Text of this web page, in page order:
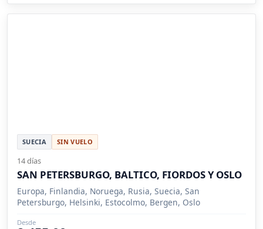
SUECIA SIN VUELO
14 días
SAN PETERSBURGO, BALTICO, FIORDOS Y OSLO
Europa, Finlandia, Noruega, Rusia, Suecia, San
Petersburgo, Helsinki, Estocolmo, Bergen, Oslo
Desde